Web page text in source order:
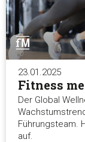
23.01.2025
Fitness
Der Global
Führungsteam.
auf.